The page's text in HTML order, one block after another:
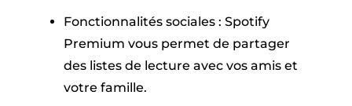
Fonctionnalités sociales : Spotify
Premium vous permet de partager
des listes de lecture avec vos amis et
votre famille.